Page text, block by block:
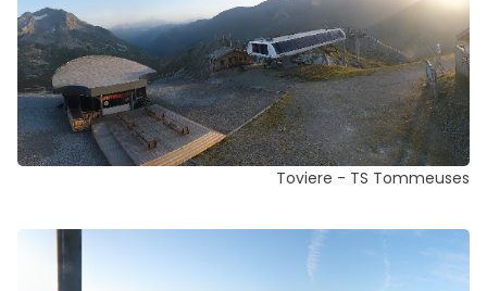
Toviere - TS Tommeuses